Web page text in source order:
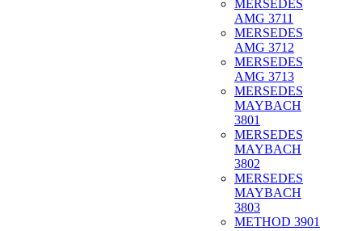
MERSEDES
AMG 3711
MERSEDES
AMG 3712
MERSEDES
AMG 3713
MERSEDES
MAYBACH
3801
MERSEDES
MAYBACH
3802
MERSEDES
MAYBACH
3803
METHOD 3901